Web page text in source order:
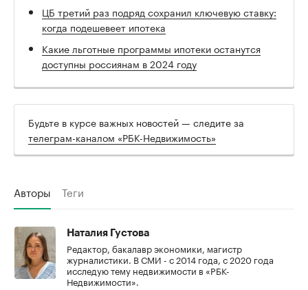
ЦБ третий раз подряд сохранил ключевую ставку:
когда подешевеет ипотека
Какие льготные программы ипотеки останутся
доступны россиянам в 2024 году
Будьте в курсе важных новостей — следите за
телеграм-каналом «РБК-Недвижимость»
Авторы Теги
Наталия Густова
Редактор, бакалавр экономики, магистр
журналистики. В СМИ - с 2014 года, с 2020 года
исследую тему недвижимости в «РБК-
Недвижимости».